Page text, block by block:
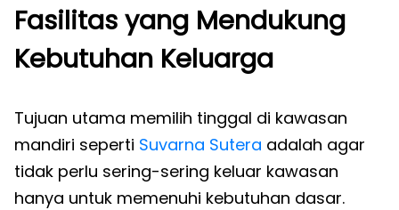
Fasilitas yang Mendukung
Kebutuhan Keluarga
Tujuan utama memilih tinggal di kawasan
mandiri seperti Suvarna Sutera adalah agar
tidak perlu sering-sering keluar kawasan
hanya untuk memenuhi kebutuhan dasar.